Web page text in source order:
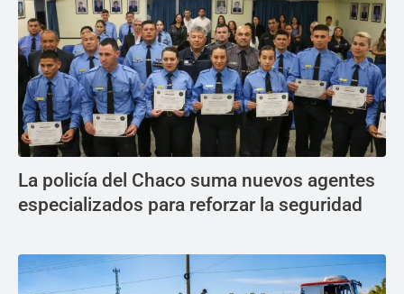
La policía del Chaco suma nuevos agentes
especializados para reforzar la seguridad